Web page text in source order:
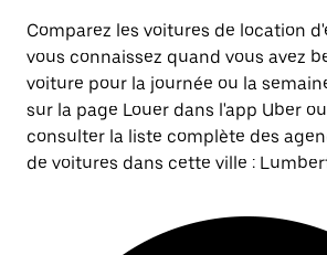
Comparez les voitures de location
vous connaissez quand vous avez
voiture pour la journée ou la
sur la page Louer dans l'app Uber
consulter la liste complète des
de voitures dans cette ville :